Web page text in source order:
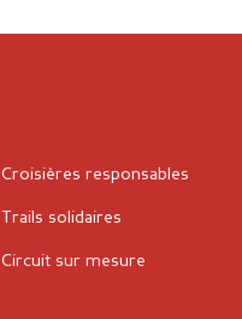
Croisières responsables
Trails solidaires
Circuit sur mesure